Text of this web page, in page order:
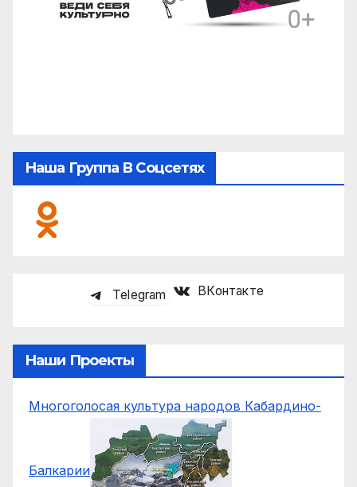
Наша Группа В Соцсетях
Telegram ВКонтакте
Наши Проекты
Многоголосая культура народов Кабардино-
Балкарии